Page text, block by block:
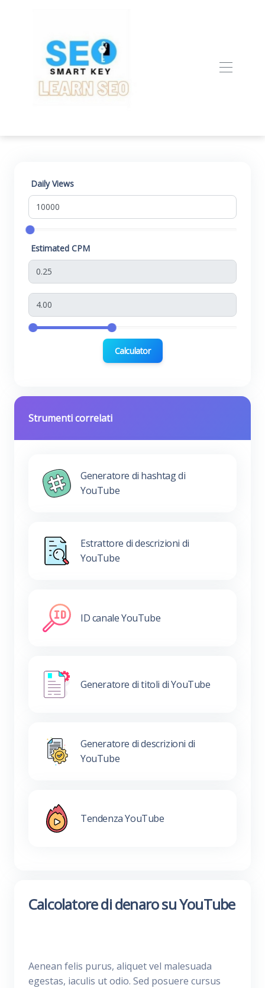
Daily Views
Estimated CPM
Calculator
Strumenti correlati
Generatore di hashtag di
YouTube
Estrattore di descrizioni di
YouTube
ID canale YouTube
Generatore di titoli di YouTube
Generatore di descrizioni di
YouTube
Tendenza YouTube
Calcolatore di denaro su YouTube
Aenean felis purus, aliquet vel malesuada
egestas, iaculis ut odio. Sed posuere cursus